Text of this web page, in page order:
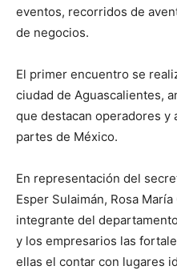
eventos, recorridos de
de negocios.
El primer encuentro se
ciudad de Aguascalientes,
que destacan operadores y
partes de México.
En representación del
Esper Sulaimán, Rosa
integrante del
y los empresarios las
ellas el contar con lugares